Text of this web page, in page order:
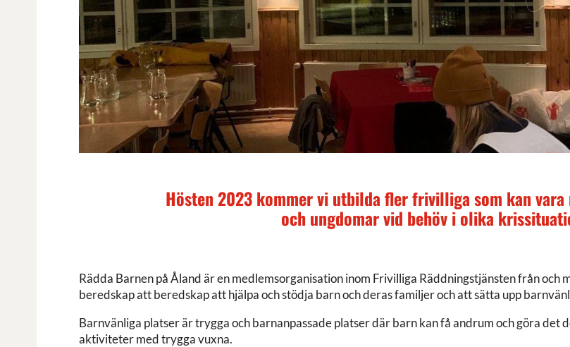
Hösten 2023 kommer vi utbilda fler frivilliga som kan
och ungdomar vid behöv i olika
Rädda Barnen på Åland är en medlemsorganisation inom Frivilliga Räddningstjänsten från
beredskap att beredskap att hjälpa och stödja barn och deras familjer och att sätta upp
Barnvänliga platser är trygga och barnanpassade platser där barn kan få andrum och göra det
aktiviteter med trygga vuxna.